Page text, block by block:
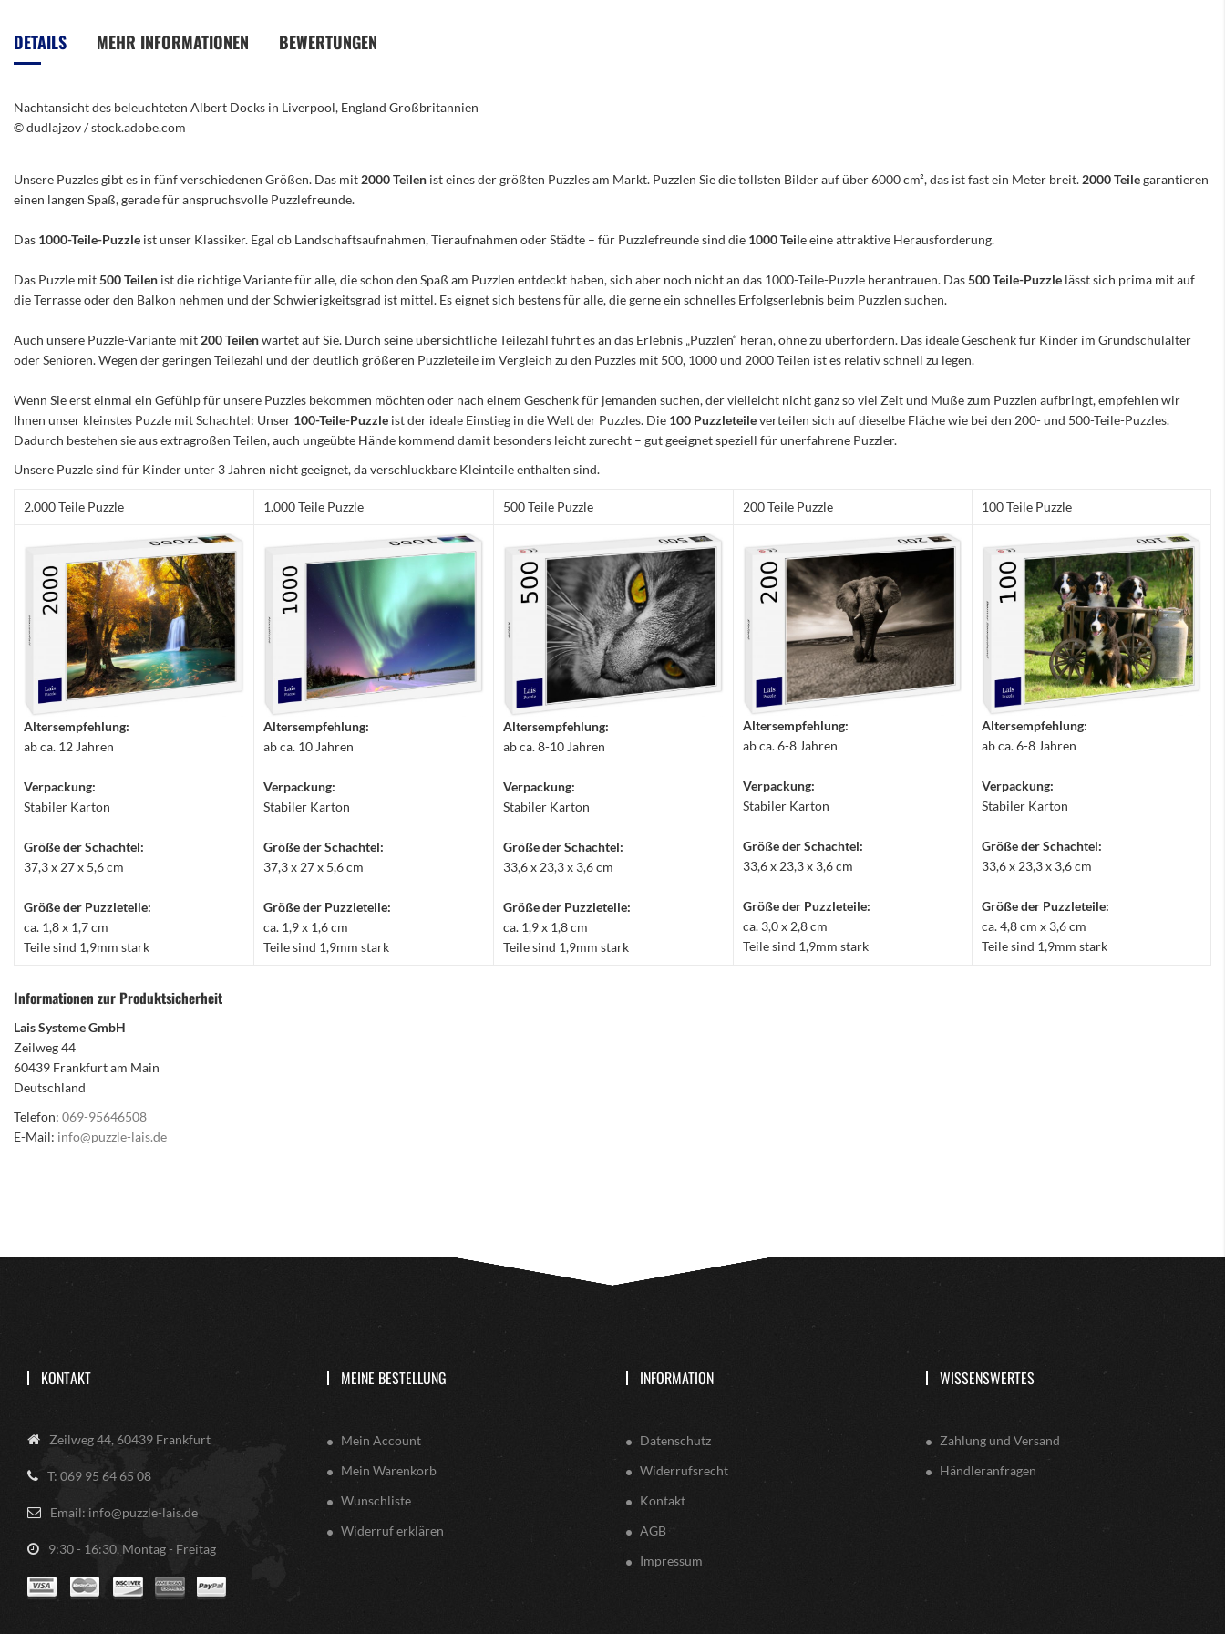
Bildergalerie
springen
DETAILS
Nachtansicht des beleuchteten Albert Docks in Liverpool, England Großbritannien
© dudlajzov / stock.adobe.com
MEHR INFORMATIONEN BEWERTUNGEN
Unsere Puzzles gibt es in fünf verschiedenen Größen. Das mit 2000 Teilen ist eines der größten Puzzles am Markt. Puzzlen Sie die tollsten Bilder auf über 6000 cm², das ist fast ein Meter breit. 2000 Teilegarantieren
einen langen Spaß, gerade für anspruchsvolle Puzzlefreunde.
Das 1000-Teile-Puzzle ist unser Klassiker. Egal ob Landschaftsaufnahmen, Tieraufnahmen oder Städte – für Puzzlefreunde sind die 1000 Teile eine attraktive Herausforderung.
Das Puzzle mit500 Teilen ist die richtige Variante für alle, die schon den Spaß am Puzzlen entdeckt haben, sich aber noch nicht an das 1000-Teile-Puzzle herantrauen. Das500 Teile-Puzzle lässt sich prima mit auf
die Terrasse oder den Balkon nehmen und der Schwierigkeitsgrad ist mittel. Es eignet sich bestens für alle, die gerne ein schnelles Erfolgserlebnis beim Puzzlen suchen.
Auch unsere Puzzle-Variante mit 200 Teilenwartet auf Sie. Durch seine übersichtliche Teilezahl führt es an das Erlebnis „Puzzlen“ heran, ohne zu überfordern. Das ideale Geschenk für Kinder im Grundschulalter
oder Senioren. Wegen der geringen Teilezahl und der deutlich größeren Puzzleteile im Vergleich zu den Puzzles mit 500, 1000 und 2000 Teilen ist es relativ schnell zu legen.
Wenn Sie erst einmal ein Gefühlp für unsere Puzzles bekommen möchten oder nach einem Geschenk für jemanden suchen, der vielleicht nicht ganz so viel Zeit und Muße zum Puzzlen aufbringt, empfehlen wir
Ihnen unser kleinstes Puzzle mit Schachtel: Unser 100-Teile-Puzzle ist der ideale Einstieg in die Welt der Puzzles. Die 100 Puzzleteileverteilen sich auf dieselbe Fläche wie bei den 200- und 500-Teile-Puzzles.
Dadurch bestehen sie aus extragroßen Teilen, auch ungeübte Hände kommend damit besonders leicht zurecht – gut geeignet speziell für unerfahrene Puzzler.
Unsere Puzzle sind für Kinder unter 3 Jahren nicht geeignet, da verschluckbare Kleinteile enthalten sind.
2.000 Teile Puzzle 1.000 Teile Puzzle 500 Teile Puzzle 200 Teile Puzzle 100 Teile Puzzle
Altersempfehlung:
ab ca. 12 Jahren
Verpackung:
Stabiler Karton
Größe der Schachtel:
37,3 x 27 x 5,6 cm
Größe der Puzzleteile:
ca. 1,8 x 1,7 cm
Teile sind 1,9mm stark
Altersempfehlung:
ab ca. 10 Jahren
Verpackung:
Stabiler Karton
Größe der Schachtel:
37,3 x 27 x 5,6 cm
Größe der Puzzleteile:
ca. 1,9 x 1,6 cm
Teile sind 1,9mm stark
Altersempfehlung:
ab ca. 8-10 Jahren
Verpackung:
Stabiler Karton
Größe der Schachtel:
33,6 x 23,3 x 3,6 cm
Größe der Puzzleteile:
ca. 1,9 x 1,8 cm
Teile sind 1,9mm stark
Altersempfehlung:
ab ca. 6-8 Jahren
Verpackung:
Stabiler Karton
Größe der Schachtel:
33,6 x 23,3 x 3,6 cm
Größe der Puzzleteile:
ca. 3,0 x 2,8 cm
Teile sind 1,9mm stark
Altersempfehlung:
ab ca. 6-8 Jahren
Verpackung:
Stabiler Karton
Größe der Schachtel:
33,6 x 23,3 x 3,6 cm
Größe der Puzzleteile:
ca. 4,8 cm x 3,6 cm
Teile sind 1,9mm stark
Informationen zur Produktsicherheit
Lais Systeme GmbH
Zeilweg 44
60439 Frankfurt am Main
Deutschland
Telefon: 069-95646508
E-Mail: info@puzzle-lais.de
KONTAKT
Zeilweg 44, 60439 Frankfurt
T: 069 95 64 65 08
Email: info@puzzle-lais.de
9:30 - 16:30, Montag - Freitag
MEINE BESTELLUNG
Mein Account
Mein Warenkorb
Wunschliste
Widerruf erklären
INFORMATION
Datenschutz
Widerrufsrecht
Kontakt
AGB
Impressum
WISSENSWERTES
Zahlung und Versand
Händleranfragen